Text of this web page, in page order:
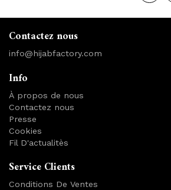
Contactez nous
info@hijabfactory.com
Info
À propos de nous
Contactez nous
Presse
Cookies
Fil D'actualitès
Service Clients
Conditions De Ventes